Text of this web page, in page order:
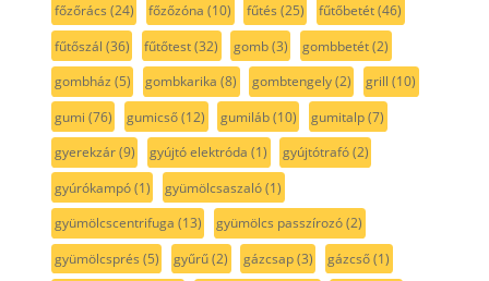
főzőrács (24) főzőzóna (10) fűtés (25) fűtőbetét(46)
fűtőszál (36) fűtőtest(32) gomb(3) gombbetét(2)
gombház (5) gombkarika (8) gombtengely(2) grill (10)
gumi (76) gumicső(12) gumiláb(10) gumitalp(7)
gyerekzár(9) gyújtó elektróda (1) gyújtótrafó(2)
gyúrókampó(1) gyümölcsaszaló(1)
gyümölcscentrifuga (13) gyümölcs passzírozó(2)
gyümölcsprés (5) gyűrű(2) gázcsap(3) gázcső(1)